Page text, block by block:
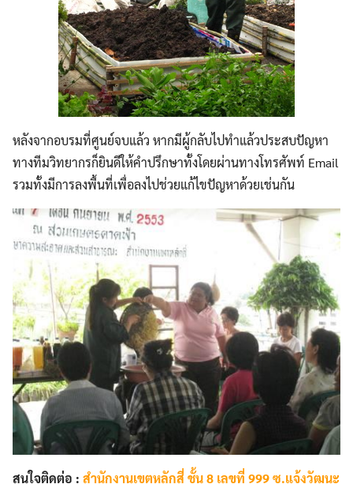
หลังจากอบรมที่ศูนย์จบแล้ว หากมีผู้กลับไปทำแล้วประสบปัญหา
ทางทีมวิทยากรก็ยินดีให้คำปรึกษาทั้งโดยผ่านทางโทรศัพท์ Email
รวมทั้งมีการลงพื้นที่เพื่อลงไปช่วยแก้ไขปัญหาด้วยเช่นกัน
สนใจติดต่อ : สำนักงานเขตหลักสี่ ชั้น 8 เลขที่ 999 ซ.แจ้งวัฒนะ